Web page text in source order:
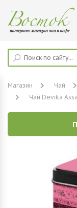
Магазин Чай
Чай Devika